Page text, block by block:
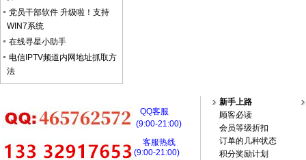
党员干部软件 升级啦！支持
WIN7系统
在线寻星小助手
电信IPTV频道内网地址抓取方
法
QQ客服
(9:00-21:00)
客服热线
(9:00-21:00)
新手上路
顾客必读
会员等级折扣
订单的几种状态
积分奖励计划